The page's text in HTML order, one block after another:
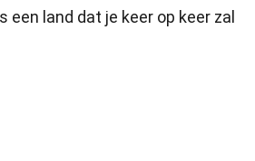
een land dat je keer op keer zal